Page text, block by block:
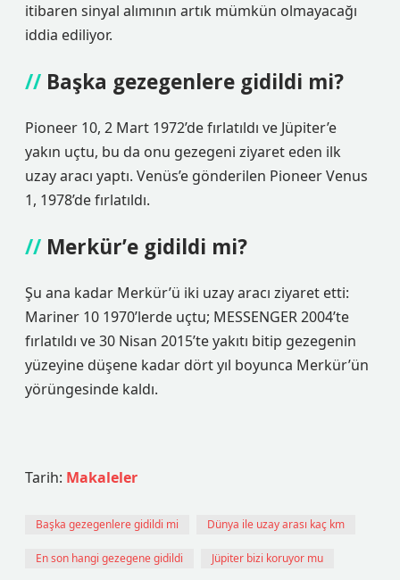
itibaren sinyal alımının artık mümkün olmayacağı
iddia ediliyor.
Başka gezegenlere gidildi mi?
Pioneer 10, 2 Mart 1972’de fırlatıldı ve Jüpiter’e
yakın uçtu, bu da onu gezegeni ziyaret eden ilk
uzay aracı yaptı. Venüs’e gönderilen Pioneer Venus
1, 1978’de fırlatıldı.
Merkür’e gidildi mi?
Şu ana kadar Merkür’ü iki uzay aracı ziyaret etti:
Mariner 10 1970’lerde uçtu; MESSENGER 2004’te
fırlatıldı ve 30 Nisan 2015’te yakıtı bitip gezegenin
yüzeyine düşene kadar dört yıl boyunca Merkür’ün
yörüngesinde kaldı.
Tarih: Makaleler
Başka gezegenlere gidildi mi Dünya ile uzay arası kaç km
En son hangi gezegene gidildi Jüpiter bizi koruyor mu